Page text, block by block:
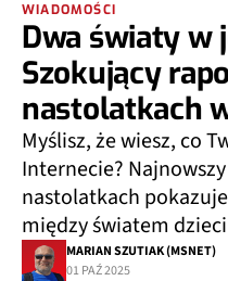
WIADOMOŚCI
Dwa światy w
Szokujący
nastolatkach
Myślisz, że wiesz, co
Internecie?
nastolatkach
między światem
MARIAN SZUTIAK (MSNET)
01 PAŹ 2025